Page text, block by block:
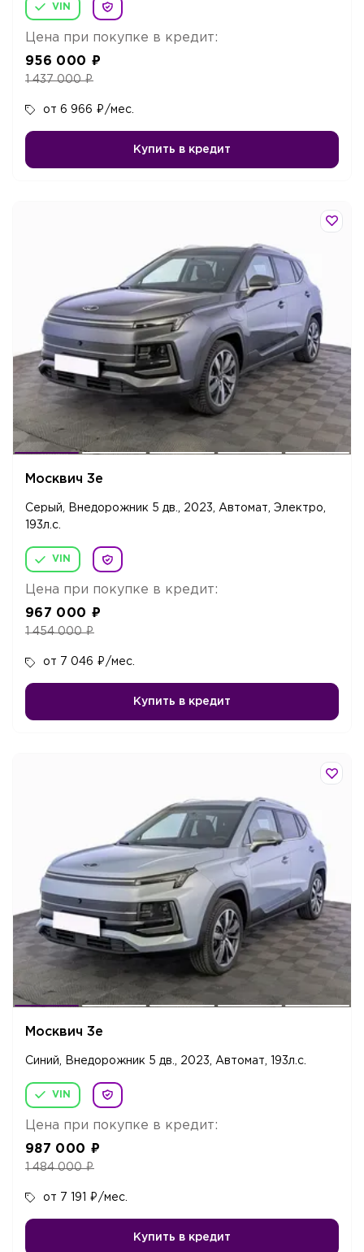
VIN
Цена при покупке в кредит:
956 000 ₽
1 437 000₽
от 6 966 ₽ /мес.
Купить в кредит
Москвич 3е
Серый, Внедорожник 5 дв., 2023, Автомат, Электро,
193л.c.
VIN
Цена при покупке в кредит:
967 000 ₽
1 454 000₽
от 7 046 ₽ /мес.
Купить в кредит
Москвич 3е
Синий, Внедорожник 5 дв., 2023, Автомат, 193л.c.
VIN
Цена при покупке в кредит:
987 000 ₽
1 484 000₽
от 7 191 ₽ /мес.
Купить в кредит